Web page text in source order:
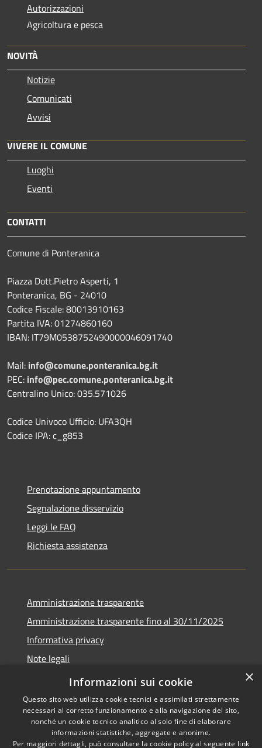
Autorizzazioni
Agricoltura e pesca
NOVITÀ
Notizie
Comunicati
Avvisi
VIVERE IL COMUNE
Luoghi
Eventi
CONTATTI
Comune di Ponteranica
Piazza Dott.Pietro Asperti, 1
Ponteranica, BG - 24010
Codice Fiscale: 80013910163
Partita IVA: 01274860160
IBAN: IT79M0538752490000046091740
Mail: info@comune.ponteranica.bg.it
PEC: info@pec.comune.ponteranica.bg.it
Centralino Unico: 035.571026
Codice Univoco Ufficio: UFA3QH
Codice IPA: c_g853
Prenotazione appuntamento
Segnalazione disservizio
Leggi le FAQ
Richiesta assistenza
Amministrazione trasparente
Amministrazione trasparente fino al 30/11/2025
Informativa privacy
Note legali
Dichiarazione di accessibilità
Copyright © 2026 • Comune di
×
Informazioni sui cookie
Questo sito web utilizza cookie tecnici e assimilati strettamente
necessari al corretto funzionamento e alla navigazione del sito,
nonché un cookie tecnico analitico al solo fine di elaborare
informazioni statistiche, aggregate e anonime.
Per maggiori dettagli, può consultare la cookie policy al seguente link